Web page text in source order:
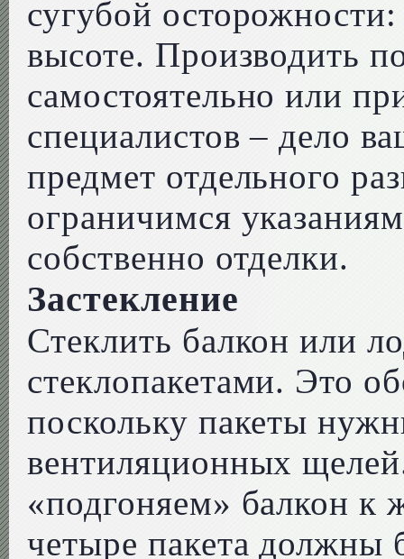
сугубой
высоте. Производить
самостоятельно или
специалистов – дело
предмет отдельного
ограничимся
собственно отделки.
Застекление
Стеклить балкон или
стеклопакетами. Это
поскольку пакеты
вентиляционных
«подгоняем» балкон
четыре пакета